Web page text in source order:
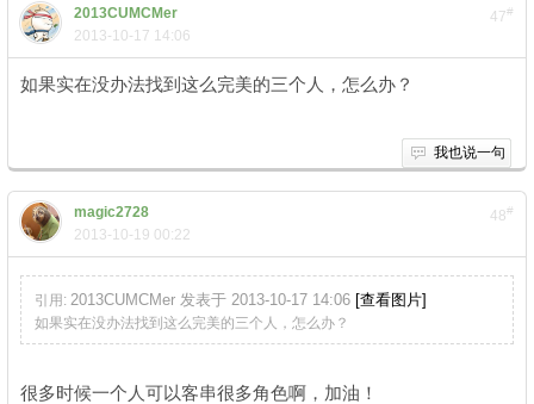
47#
2013CUMCMer
2013-10-17 14:06
如果实在没办法找到这么完美的三个人，怎么办？
我也说一句
48#
magic2728
2013-10-19 00:22
引用: 2013CUMCMer 发表于 2013-10-17 14:06 [查看图片]
如果实在没办法找到这么完美的三个人，怎么办？
很多时候一个人可以客串很多角色啊，加油！